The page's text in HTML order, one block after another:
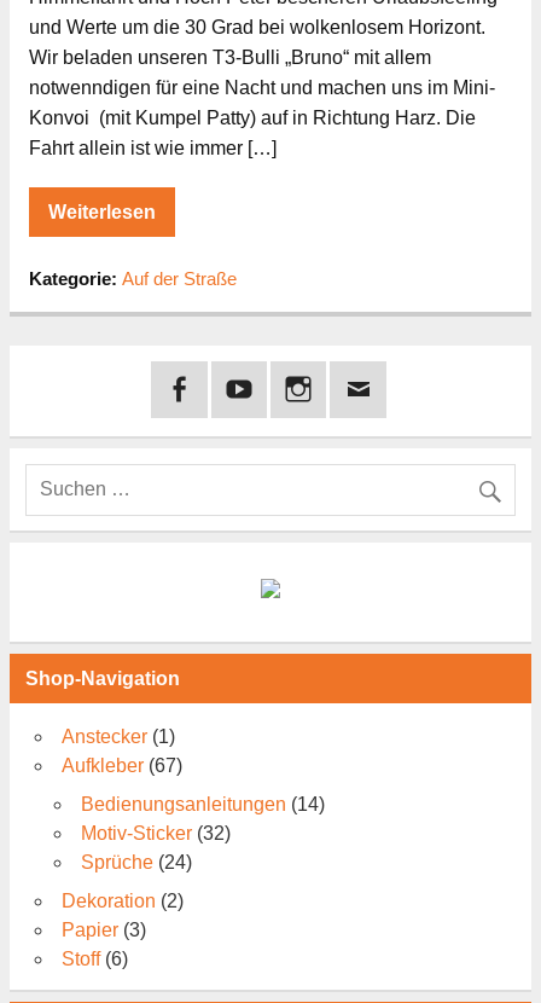
und Werte um die 30 Grad bei wolkenlosem Horizont.
Wir beladen unseren T3-Bulli „Bruno“ mit allem
notwenndigen für eine Nacht und machen uns im Mini-
Konvoi (mit Kumpel Patty) auf in Richtung Harz. Die
Fahrt allein ist wie immer […]
Weiterlesen
Kategorie: Auf der Straße
Shop-Navigation
Anstecker (1)
Aufkleber (67)
Bedienungsanleitungen (14)
Motiv-Sticker (32)
Sprüche (24)
Dekoration (2)
Papier (3)
Stoff (6)